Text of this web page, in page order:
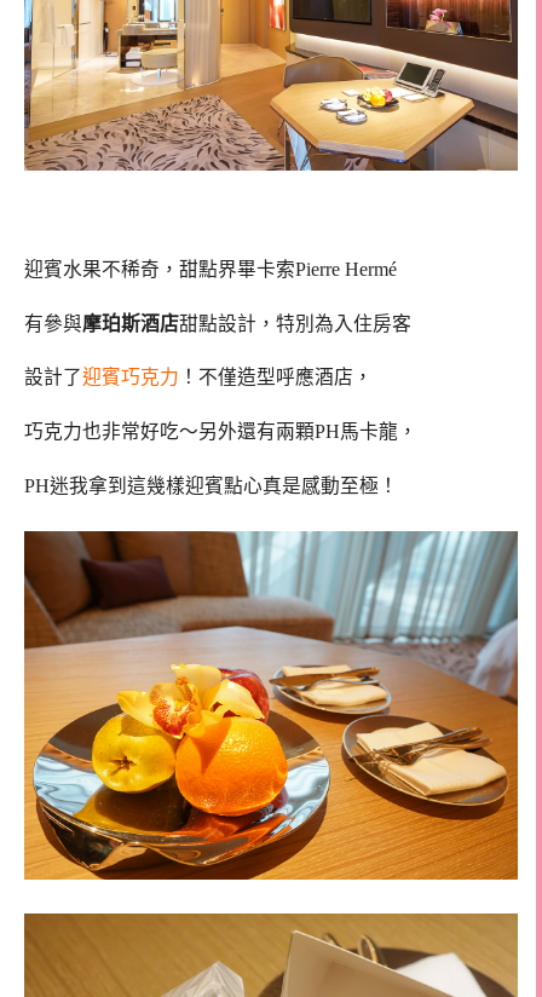
迎賓水果不稀奇，甜點界畢卡索Pierre Hermé
有參與摩珀斯酒店甜點設計，特別為入住房客
設計了迎賓巧克力 ！不僅造型呼應酒店，
巧克力也非常好吃～另外還有兩顆PH馬卡龍，
PH迷我拿到這幾樣迎賓點心真是感動至極！